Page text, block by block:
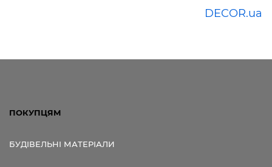
DECOR.ua
ПОКУПЦЯМ
БУДІВЕЛЬНІ МАТЕРІАЛИ